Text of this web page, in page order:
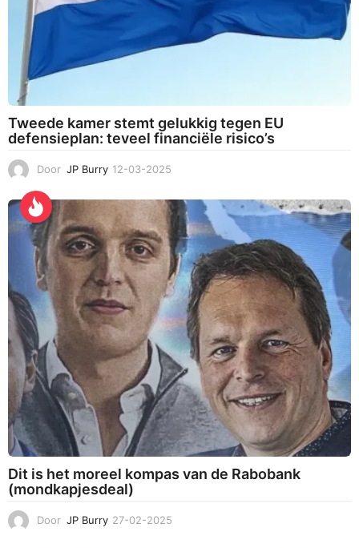
Tweede kamer stemt gelukkig tegen EU
defensieplan: teveel financiële risico’s
Door JP Burry 12-03-2025
-
0
-
2
0
2
5
Dit is het moreel kompas van de Rabobank
(mondkapjesdeal)
Door JP Burry 27-02-2025